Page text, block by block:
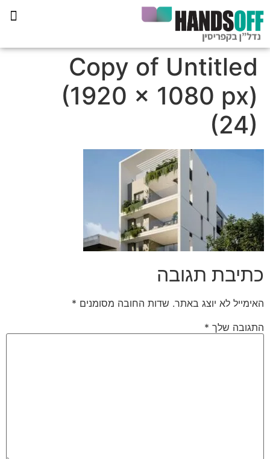
Copy of Untitled
(1920 × 1080 px)
(24)
כתיבת תגובה
האימייל לא יוצג באתר. שדות החובה מסומנים *
התגובה שלך *